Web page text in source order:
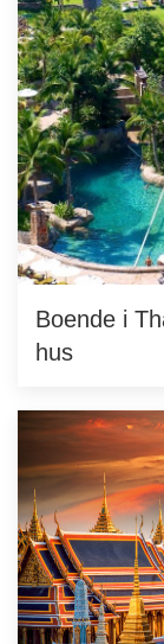
Boende i
hus